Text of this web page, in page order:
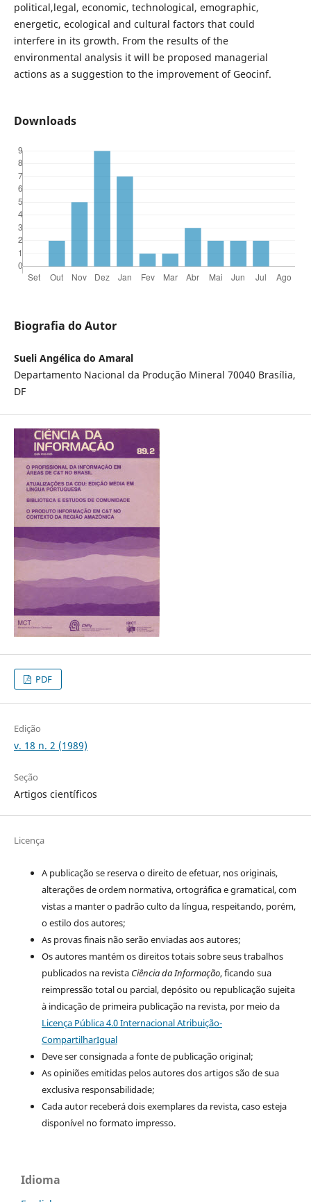
political,legal, economic, technological, emographic,
energetic, ecological and cultural factors that could
interfere in its growth. From the results of the
environmental analysis it will be proposed managerial
actions as a suggestion to the improvement of Geocinf.
Downloads
Biografia do Autor
Sueli Angélica do Amaral
Departamento Nacional da Produção Mineral 70040 Brasília,
DF
PDF
Edição
v. 18 n. 2 (1989)
Seção
Artigos científicos
Licença
A publicação se reserva o direito de efetuar, nos originais,
alterações de ordem normativa, ortográfica e gramatical, com
vistas a manter o padrão culto da língua, respeitando, porém,
o estilo dos autores;
As provas finais não serão enviadas aos autores;
Os autores mantém os direitos totais sobre seus trabalhos
publicados na revista Ciência da Informação, ficando sua
reimpressão total ou parcial, depósito ou republicação sujeita
à indicação de primeira publicação na revista, por meio da
Licença Pública 4.0 Internacional Atribuição-
CompartilharIgual
Deve ser consignada a fonte de publicação original;
As opiniões emitidas pelos autores dos artigos são de sua
exclusiva responsabilidade;
Cada autor receberá dois exemplares da revista, caso esteja
disponível no formato impresso.
Idioma